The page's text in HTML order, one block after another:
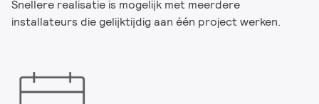
Snellere realisatie is mogelijk met meerdere
installateurs die gelijktijdig aan één project werken.